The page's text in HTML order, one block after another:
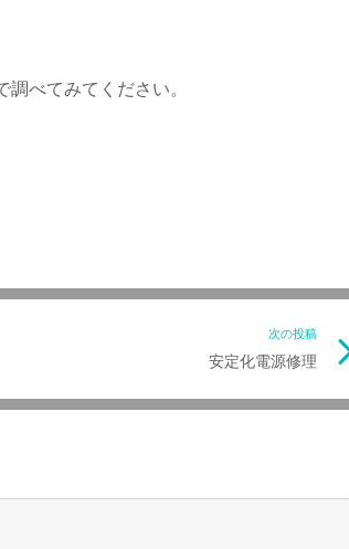
べてみてください。
次の投稿
安定化電源修理